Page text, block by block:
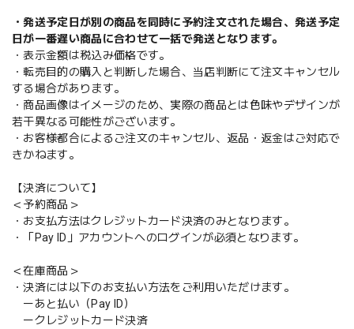
・発送予定日が別の商品を同時に予約注文された場合、発送予定
日が一番遅い商品に合わせて一括で発送となります。
・表示金額は税込み価格です。
・転売目的の購入と判断した場合、当店判断にて注文キャンセル
する場合があります。
・商品画像はイメージのため、実際の商品とは色味やデザインが
若干異なる可能性がございます。
・お客様都合によるご注文のキャンセル、返品・返金はご対応で
きかねます。
【決済について】
＜予約商品＞
・お支払方法はクレジットカード決済のみとなります。
・「Pay ID」アカウントへのログインが必須となります。
＜在庫商品＞
・決済には以下のお支払い方法をご利用いただけます。
ーあと払い（Pay ID）
ークレジットカード決済